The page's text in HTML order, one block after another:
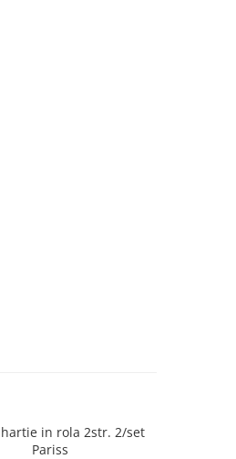
hartie in rola 2str. 2/set
Pariss